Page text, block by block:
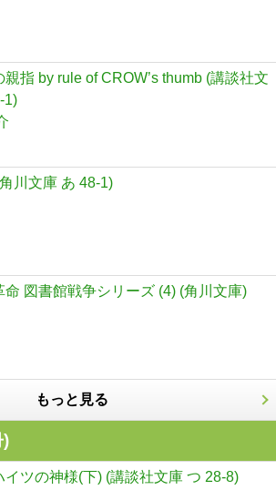
親指 by rule of CROW’s thumb (講談社文
1)
川文庫 あ 48-1)
命 図書館戦争シリーズ (4) (角川文庫)
もっと見る
)
イツの神様(下) (講談社文庫 つ 28-8)